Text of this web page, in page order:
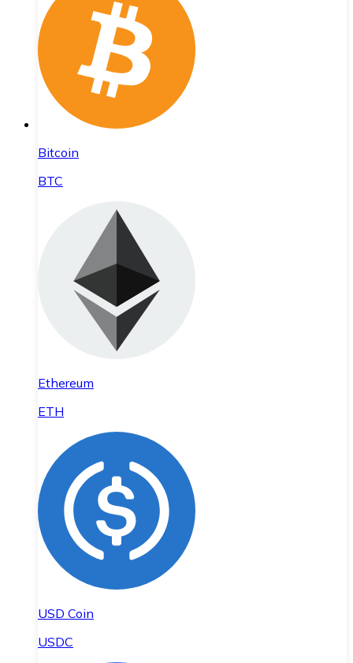
Bitcoin
BTC
Ethereum
ETH
USD Coin
USDC